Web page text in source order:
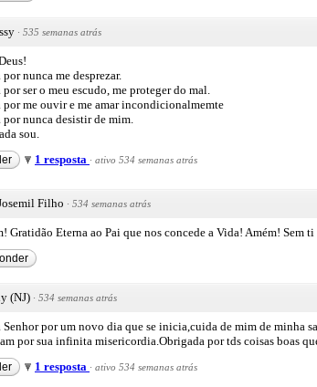
· 535 semanas atrás
nunca me desprezar.
ser o meu escudo, me proteger do mal.
por me ouvir e me amar incondicionalmemte
por nunca desistir de mim.
sou.
1 resposta · ativo 534 semanas atrás
Filho · 534 semanas atrás
Gratidão Eterna ao Pai que nos concede a Vida! Amém! Sem ti
(NJ) · 534 semanas atrás
Senhor por um novo dia que se inicia,cuida de mim de minha
por sua infinita misericordia.Obrigada por tds coisas boas
1 resposta · ativo 534 semanas atrás